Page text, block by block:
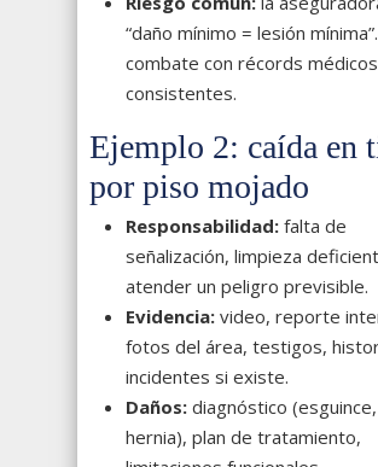
“daño mínimo = lesión
combate con récords médicos
consistentes.
Ejemplo 2: caída en
por piso mojado
Responsabilidad: falta de
señalización, limpieza
atender un peligro previsible.
Evidencia: video, reporte
fotos del área, testigos,
incidentes si existe.
Daños: diagnóstico
hernia), plan de tratamiento,